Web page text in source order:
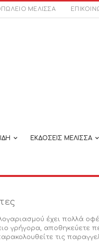
ΜΕΛΙΣΣΑ
ΕΚΔΟΣΕΙΣ ΜΕΛΙΣΣΑ
έχει πολλά
γρήγορα, αποθηκεύετε
τις